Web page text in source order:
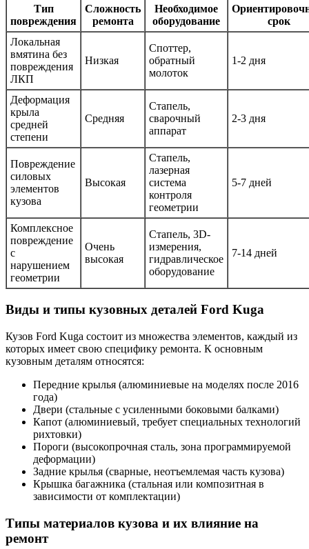
Тип
повреждения
Сложность
ремонта
Необходимое
оборудование
срок
Локальная
вмятина без
повреждения
ЛКП
Низкая
Споттер,
обратный
молоток
1-2 дня
Деформация
крыла
средней
степени
Средняя
Стапель,
сварочный
аппарат
2-3 дня
Повреждение
силовых
элементов
кузова
Высокая
Стапель,
лазерная
система
контроля
геометрии
5-7 дней
Комплексное
повреждение
с
нарушением
геометрии
Очень
высокая
Стапель, 3D-
измерения,
гидравлическое
оборудование
7-14 дней
Виды и типы кузовных деталей Ford Kuga
Кузов Ford Kuga состоит из множества элементов, каждый из
которых имеет свою специфику ремонта. К основным
кузовным деталям относятся:
Передние крылья (алюминиевые на моделях после 2016
года)
Двери (стальные с усиленными боковыми балками)
Капот (алюминиевый, требует специальных технологий
рихтовки)
Пороги (высокопрочная сталь, зона программируемой
деформации)
Задние крылья (сварные, неотъемлемая часть кузова)
Крышка багажника (стальная или композитная в
зависимости от комплектации)
Типы материалов кузова и их влияние на
ремонт